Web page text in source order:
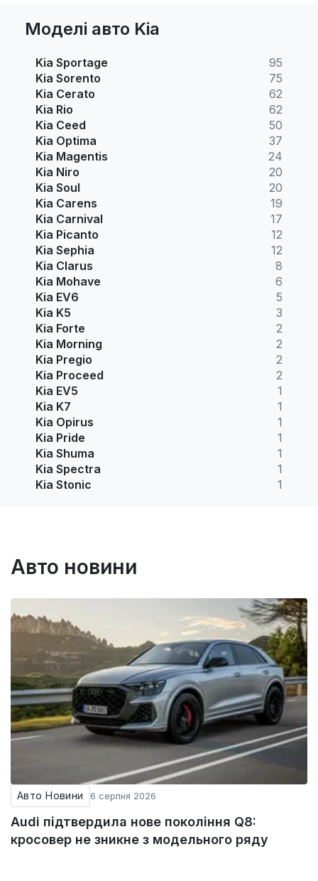
Моделі авто Kia
Kia Sportage
95
Kia Sorento
75
Kia Cerato
62
Kia Rio
62
Kia Ceed
50
Kia Optima
37
Kia Magentis
24
Kia Niro
20
Kia Soul
20
Kia Carens
19
Kia Carnival
17
Kia Picanto
12
Kia Sephia
12
Kia Clarus
8
Kia Mohave
6
Kia EV6
5
Kia K5
3
Kia Forte
2
Kia Morning
2
Kia Pregio
2
Kia Proceed
2
Kia EV5
1
Kia K7
1
Kia Opirus
1
Kia Pride
1
Kia Shuma
1
Kia Spectra
1
Kia Stonic
1
Авто новини
Авто Новини 6 серпня 2026
Audi підтвердила нове покоління Q8:
кросовер не зникне з модельного ряду